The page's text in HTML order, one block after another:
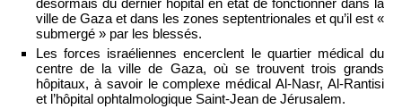
ville de Gaza et dans les zones septentrionales et qu’il est «
submergé » par les blessés.
Les forces israéliennes encerclent le quartier médical du
centre de la ville de Gaza, où se trouvent trois grands
hôpitaux, à savoir le complexe médical Al-Nasr, Al-Rantisi
et l’hôpital ophtalmologique Saint-Jean de Jérusalem.